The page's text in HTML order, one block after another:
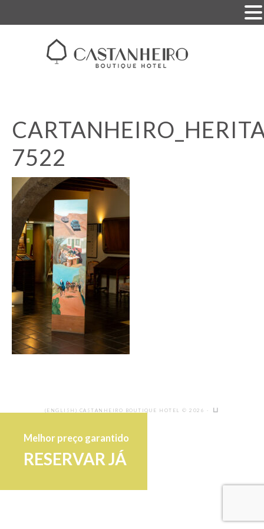
Melhor preço garantido
RESERVAR JÁ
7522
(ENGLISH) CASTANHEIRO BOUTIQUE HOTEL © 2026 ·